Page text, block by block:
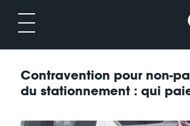
Contravention pour non-
du stationnement : qui